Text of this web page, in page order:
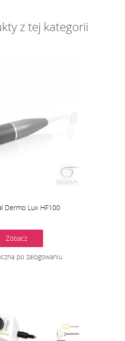
z tej kategorii
Dermo Lux HF100
Zobacz
po zalogowaniu